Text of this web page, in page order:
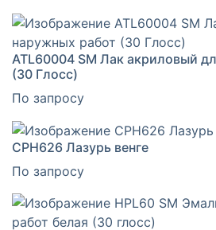
ATL60004 SM Лак акриловый
(30 Глосс)
По запросу
CPH626 Лазурь венге
По запросу